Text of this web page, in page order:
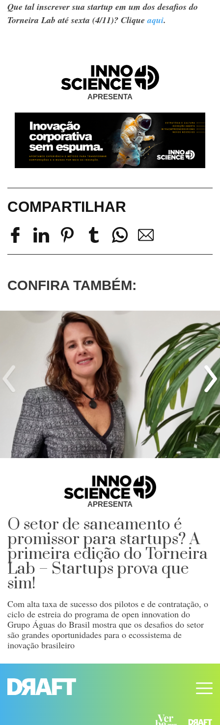
Que tal inscrever sua startup em um dos desafios do
Torneira Lab até sexta (4/11)? Cliqueaqui.
APRESENTA
COMPARTILHAR
CONFIRA TAMBÉM:
APRESENTA
O setor de saneamento é
promissor para startups? A
primeira edição do Torneira
Lab – Startups prova que
sim!
Com alta taxa de sucesso dos pilotos e de contratação, o
ciclo de estreia do programa de open innovation do
Grupo Águas do Brasil mostra que os desafios do setor
são grandes oportunidades para o ecossistema de
inovação brasileiro